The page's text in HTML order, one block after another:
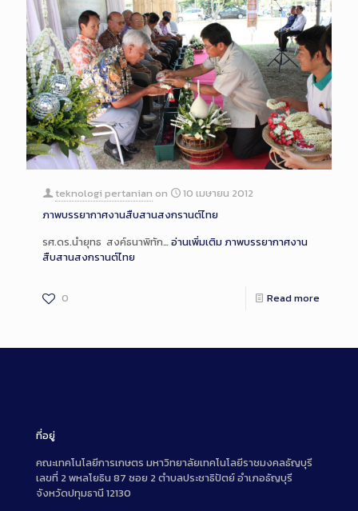
teknologi pertanian on
10 เมษายน 2012
ภาพบรรยากาศงานสืบสานสงกรานต์ไทย
รศ.ดร.นำยุทธ สงค์ธนาพิทัก… อ่านเพิ่มเติมภาพบรรยากาศงาน
สืบสานสงกรานต์ไทย
0 Read more
ที่อยู่
คณะเทคโนโลยีการเกษตร มหาวิทยาลัยเทคโนโลยีราชมงคลธัญบุรี
เลขที่ 2 พหลโยธิน 87 ซอย 2 ตำบลประชาธิปัตย์ อำเภอธัญบุรี
จังหวัดปทุมธานี 12130